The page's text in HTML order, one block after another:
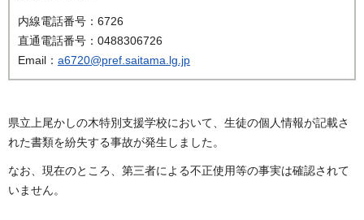
内線電話番号：6726
直通電話番号：0488306726
Email： a6720@pref.saitama.lg.jp
県立上尾かしの木特別支援学校において、生徒の個人情報が記載さ
れた書類を紛失する事故が発生しました。
なお、現在のところ、第三者による不正使用等の事実は確認されて
いません。